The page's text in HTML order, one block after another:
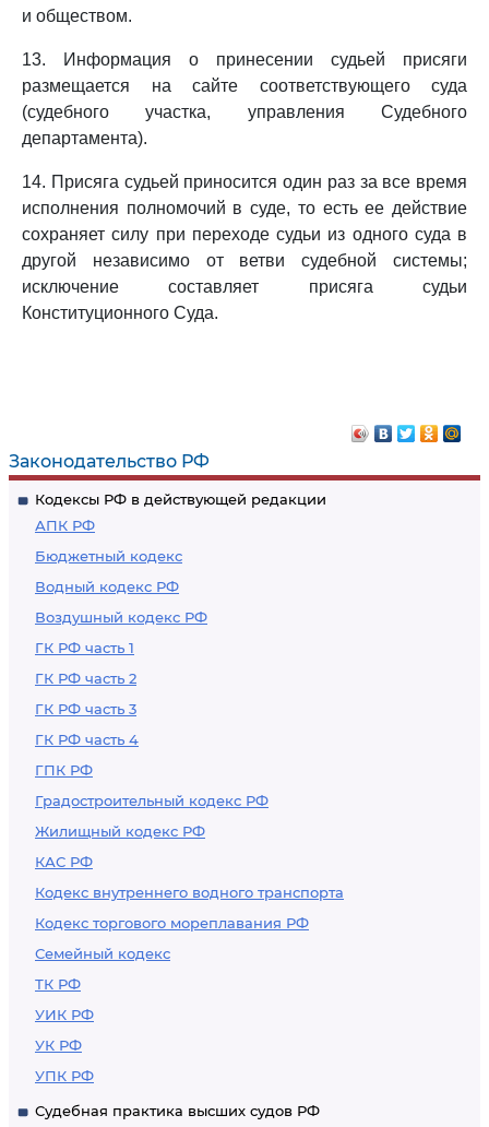
Законодательство РФ
Кодексы РФ в действующей редакции
АПК РФ
Бюджетный кодекс
Водный кодекс РФ
Воздушный кодекс РФ
ГК РФ часть 1
ГК РФ часть 2
ГК РФ часть 3
ГК РФ часть 4
ГПК РФ
Градостроительный кодекс РФ
Жилищный кодекс РФ
КАС РФ
Кодекс внутреннего водного транспорта
Кодекс торгового мореплавания РФ
Семейный кодекс
ТК РФ
УИК РФ
УК РФ
УПК РФ
Судебная практика высших судов РФ
и обществом.
13. Информация о принесении судьей присяги
размещается на сайте соответствующего суда
(судебного участка, управления Судебного
департамента).
14. Присяга судьей приносится один раз за все время
исполнения полномочий в суде, то есть ее действие
сохраняет силу при переходе судьи из одного суда в
другой независимо от ветви судебной системы;
исключение составляет присяга судьи
Конституционного Суда.